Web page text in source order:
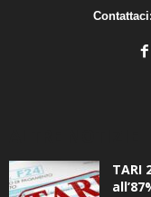
Contattaci:
TARI